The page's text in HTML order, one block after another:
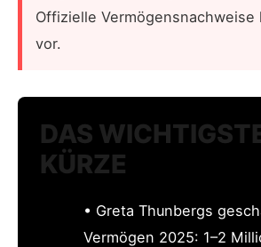
Offizielle Vermögensnachweise
vor.
DAS
KÜRZE
• Greta Thunbergs
Vermögen 2025: 1–2